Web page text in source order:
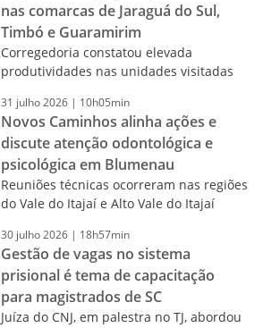
nas comarcas de Jaraguá do Sul,
Timbó e Guaramirim
Corregedoria constatou elevada
produtividades nas unidades visitadas
31 julho2026 | 10h05min
Novos Caminhos alinha ações e
discute atenção odontológica e
psicológica em Blumenau
Reuniões técnicas ocorreram nas regiões
do Vale do Itajaí e Alto Vale do Itajaí
30 julho2026 | 18h57min
Gestão de vagas no sistema
prisional é tema de capacitação
para magistrados de SC
Juíza do CNJ, em palestra no TJ, abordou